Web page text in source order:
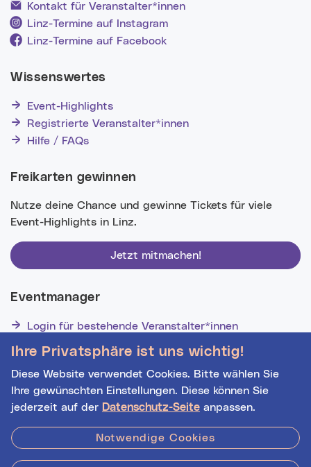
Ihre Privatsphäre ist uns wichtig!
Diese Website verwendet Cookies. Bitte wählen Sie
Ihre gewünschten Einstellungen. Diese können Sie
jederzeit auf der Datenschutz-Seite anpassen.
Notwendige Cookies
Kontakt für Veranstalter*innen
Linz-Termine auf Instagram
Linz-Termine auf Facebook
Wissenswertes
Event-Highlights
Registrierte Veranstalter*innen
Hilfe / FAQs
Freikarten gewinnen
Nutze deine Chance und gewinne Tickets für viele
Event-Highlights in Linz.
Jetzt mitmachen!
Eventmanager
Login für bestehende Veranstalter*innen
Veranstalter*innen!